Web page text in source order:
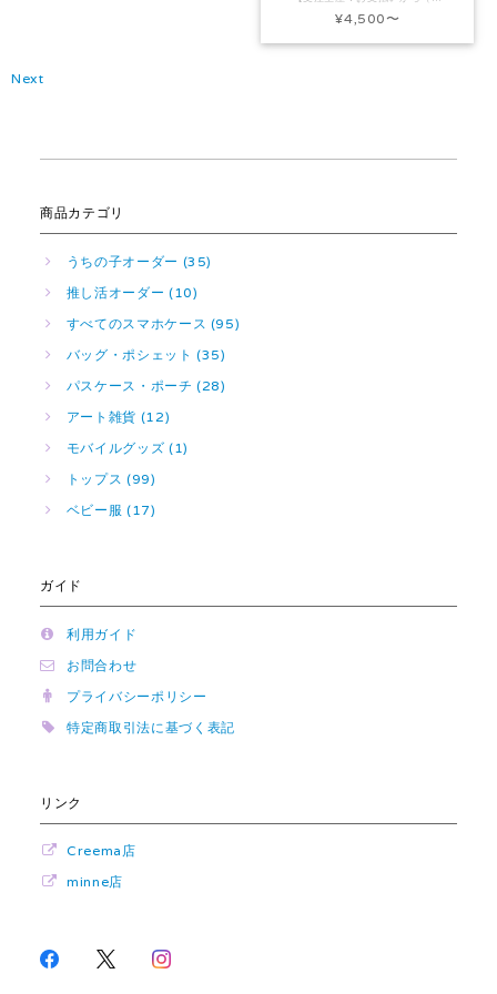
¥4,500 〜
Next
商品カテゴリ
うちの子オーダー (35)
推し活オーダー (10)
すべてのスマホケース (95)
バッグ・ポシェット (35)
パスケース・ポーチ (28)
アート雑貨 (12)
モバイルグッズ (1)
トップス (99)
ベビー服 (17)
ガイド
利用ガイド
お問合わせ
プライバシーポリシー
特定商取引法に基づく表記
リンク
Creema店
minne店